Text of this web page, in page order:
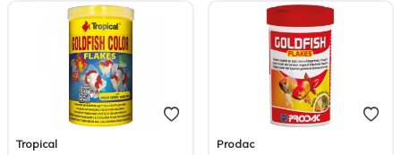
Tropical
Prodac